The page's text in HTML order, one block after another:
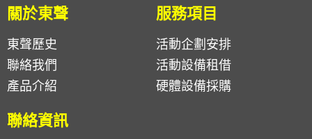
關於東聲
東聲歷史
聯絡我們
產品介紹
服務項目
活動企劃安排
活動設備租借
硬體設備採購
聯絡資訊